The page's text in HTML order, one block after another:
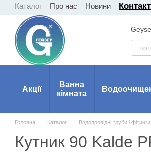
Перейти до основного контенту
Каталог Про нас Новини
Акції
Ванна
кімната
Головна Каталог Водопровідні труби і фітинги
Кутник 90 Kalde